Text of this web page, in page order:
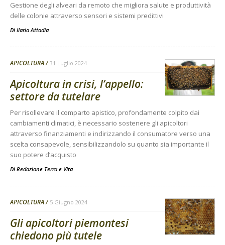
Gestione degli alveari da remoto che migliora salute e produttività
delle colonie attraverso sensori e sistemi predittivi
Di Ilaria Attadia
APICOLTURA 31 Luglio 2024
Apicoltura in crisi, l’appello:
settore da tutelare
Per risollevare il comparto apistico, profondamente colpito dai
cambiamenti climatici, è necessario sostenere gli apicoltori
attraverso finanziamenti e indirizzando il consumatore verso una
scelta consapevole, sensibilizzandolo su quanto sia importante il
suo potere d’acquisto
Di Redazione Terra e Vita
APICOLTURA 5 Giugno 2024
Gli apicoltori piemontesi
chiedono più tutele